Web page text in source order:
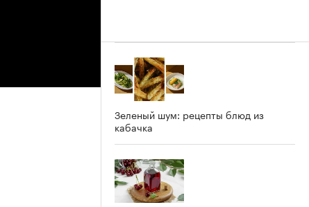
Зеленый шум: рецепты блюд из
кабачка